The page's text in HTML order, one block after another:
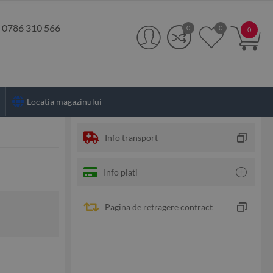
0786 310 566 0
0 0
Locatia magazinului
Info transport
Info plati
Pagina de retragere contract